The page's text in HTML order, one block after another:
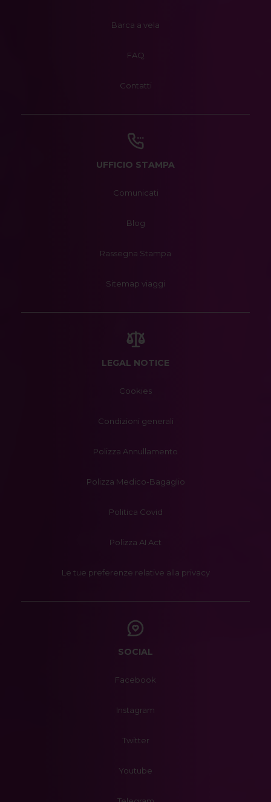
Barca a vela
FAQ
Contatti
UFFICIO STAMPA
Comunicati
Blog
Rassegna Stampa
Sitemap viaggi
LEGAL NOTICE
Cookies
Condizioni generali
Polizza Annullamento
Polizza Medico-Bagaglio
Politica Covid
Polizza AI Act
Le tue preferenze relative alla privacy
SOCIAL
Facebook
Instagram
Twitter
Youtube